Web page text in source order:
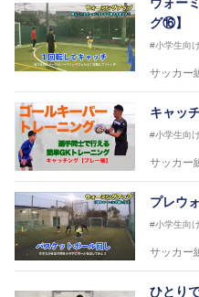
グ⑯】
#小学生向け
サッカー
キャッ
#小学生向け
サッカー
プレウ
#小学生向け
サッカー
ひとり